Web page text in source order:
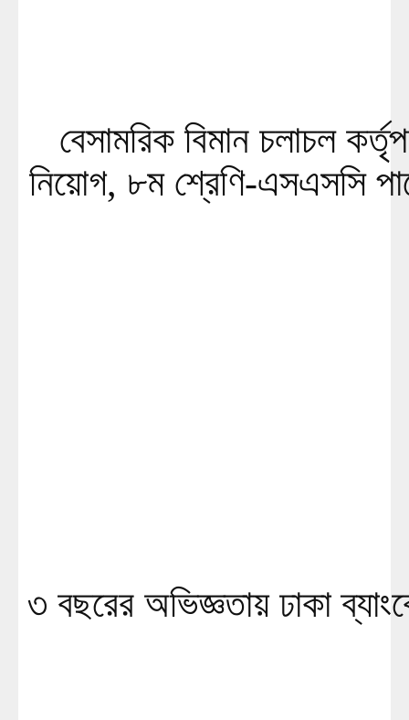
বেসামরিক বিমান চলাচল
নিয়োগ, ৮ম শ্রেণি-এসএসসি
৩ বছরের অভিজ্ঞতায় ঢাকা